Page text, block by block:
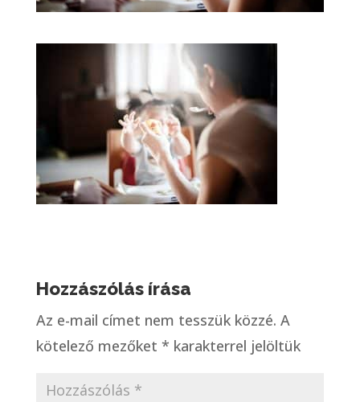
Hozzászólás írása
Az e-mail címet nem tesszük közzé. A
kötelező mezőket * karakterrel jelöltük